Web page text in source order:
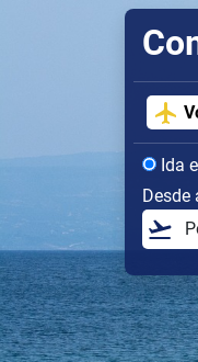
Ida
Desde